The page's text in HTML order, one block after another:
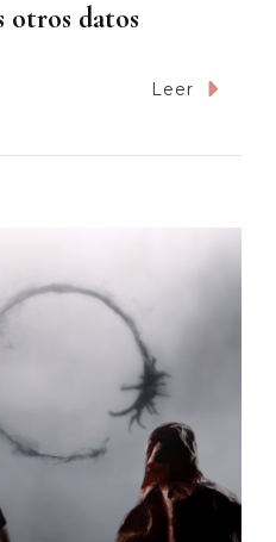
otros datos
Leer